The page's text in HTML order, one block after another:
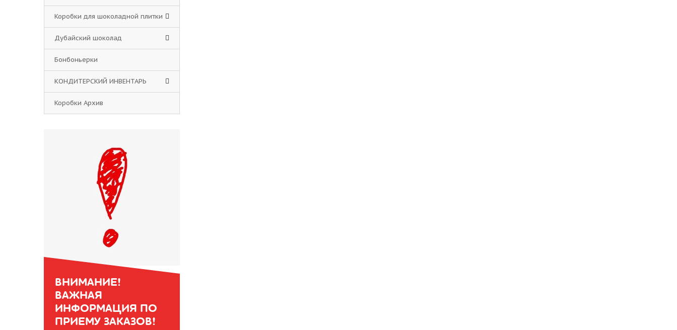
Коробки для шоколадной плитки
Дубайский шоколад
Бонбоньерки
КОНДИТЕРСКИЙ ИНВЕНТАРЬ
Коробки Архив
ВНИМАНИЕ!
ВАЖНАЯ
ИНФОРМАЦИЯ ПО
ПРИЕМУ ЗАКАЗОВ!